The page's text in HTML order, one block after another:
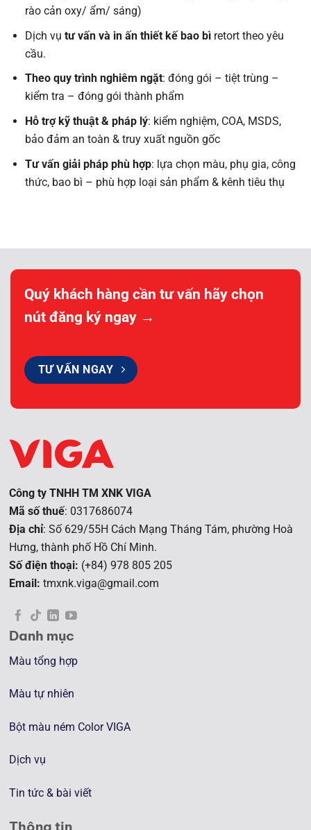
rào cản oxy/ ẩm/ sáng)
Dịch vụtư vấn và in ấn thiết kế bao bì retort theo yêu
cầu.
Theo quy trình nghiêm ngặt: đóng gói – tiệt trùng –
kiểm tra – đóng gói thành phẩm
Hỗ trợ kỹ thuật & pháp lý: kiểm nghiệm, COA, MSDS,
bảo đảm an toàn & truy xuất nguồn gốc
Tư vấn giải pháp phù hợp: lựa chọn màu, phụ gia, công
thức, bao bì – phù hợp loại sản phẩm & kênh tiêu thụ
Quý khách hàng cần tư vấn hãy chọn
nút đăng ký ngay →
TƯ VẤN NGAY
Công ty TNHH TM XNK VIGA
Mã số thuế: 0317686074
Địa chỉ: Số 629/55H Cách Mạng Tháng Tám, phường Hoà
Hưng, thành phố Hồ Chí Minh.
Số điện thoại: (+84) 978 805 205
Email: tmxnk.viga@gmail.com
Danh mục
Màu tổng hợp
Màu tự nhiên
Bột màu ném Color VIGA
Dịch vụ
Tin tức & bài viết
Thông tin